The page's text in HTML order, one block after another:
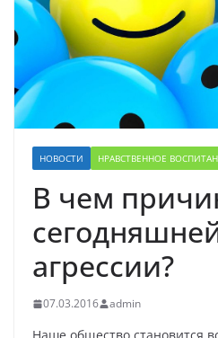
НОВОСТИ НРАВСТВЕННОЕ
В чем
агрессии?
07.03.2016 admin